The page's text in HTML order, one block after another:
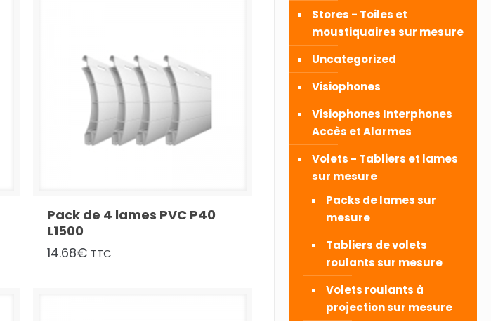
Pack de 4 lames PVC P40
L1500
14.68€ TTC
Stores - Toiles et
moustiquaires sur mesure
Uncategorized
Visiophones
Visiophones Interphones
Accès et Alarmes
Volets - Tabliers et lames
sur mesure
Packs de lames sur
mesure
Tabliers de volets
roulants sur mesure
Volets roulants à
projection sur mesure